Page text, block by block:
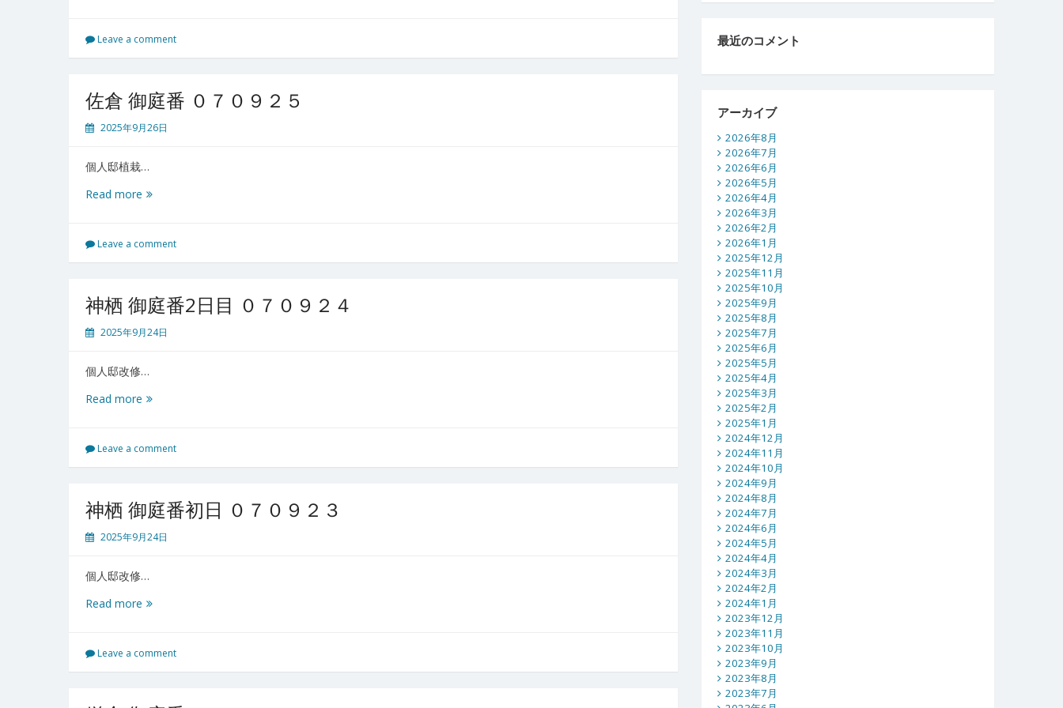
長
泉
庭
番
初
０
７
Leave a comment
佐倉 御庭番 ０７０９２５
2025年9月26日
個人邸植栽…
Read more 佐
庭
番
０
９
２
Leave a comment
神栖 御庭番2日目 ０７０９２４
2025年9月24日
個人邸改修…
Read more 神
庭
番
目
０
７
９
２
Leave a comment
神栖 御庭番初日 ０７０９２３
2025年9月24日
個人邸改修…
Read more 神
庭
番
Leave a comment
最近のコメント
アーカイブ
2026年8月
2026年7月
2026年6月
2026年5月
2026年4月
2026年3月
2026年2月
2026年1月
2025年12月
2025年11月
2025年10月
2025年9月
2025年8月
2025年7月
2025年6月
2025年5月
2025年4月
2025年3月
2025年2月
2025年1月
2024年12月
2024年11月
2024年10月
2024年9月
2024年8月
2024年7月
2024年6月
2024年5月
2024年4月
2024年3月
2024年2月
2024年1月
2023年12月
2023年11月
2023年10月
2023年9月
2023年8月
2023年7月